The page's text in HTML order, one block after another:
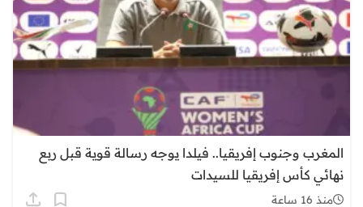
المغرب وجنوب إفريقيا.. فيلدا يوجه رسالة قوية قبل ربع
نهائي كأس إفريقيا للسيدات
منذ 16 ساعة